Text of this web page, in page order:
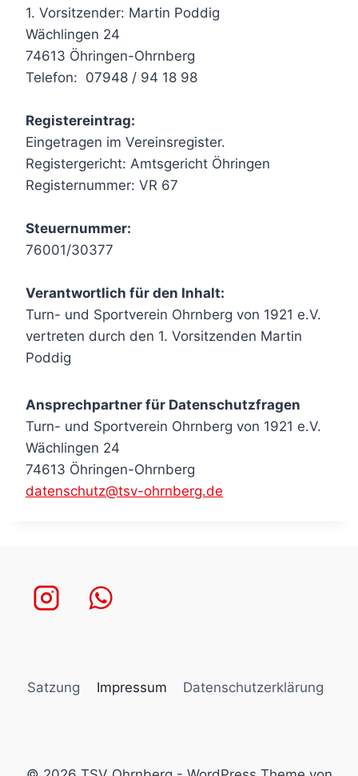
1. Vorsitzender: Martin Poddig
Wächlingen 24
74613 Öhringen-Ohrnberg
Telefon: 07948 / 94 18 98
Registereintrag:
Eingetragen im Vereinsregister.
Registergericht: Amtsgericht Öhringen
Registernummer: VR 67
Steuernummer:
76001/30377
Verantwortlich für den Inhalt:
Turn- und Sportverein Ohrnberg von 1921 e.V.
vertreten durch den 1. Vorsitzenden Martin
Poddig
Ansprechpartner für Datenschutzfragen
Turn- und Sportverein Ohrnberg von 1921 e.V.
Wächlingen 24
74613 Öhringen-Ohrnberg
datenschutz@tsv-ohrnberg.de
Satzung Impressum Datenschutzerklärung